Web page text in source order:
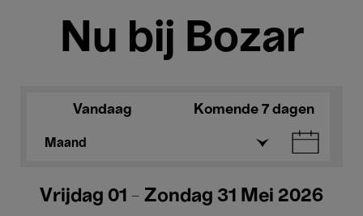
Nu bij Bozar
Vandaag Komende 7 dagen
Maand
Vrijdag 01 - Zondag 31 Mei 2026